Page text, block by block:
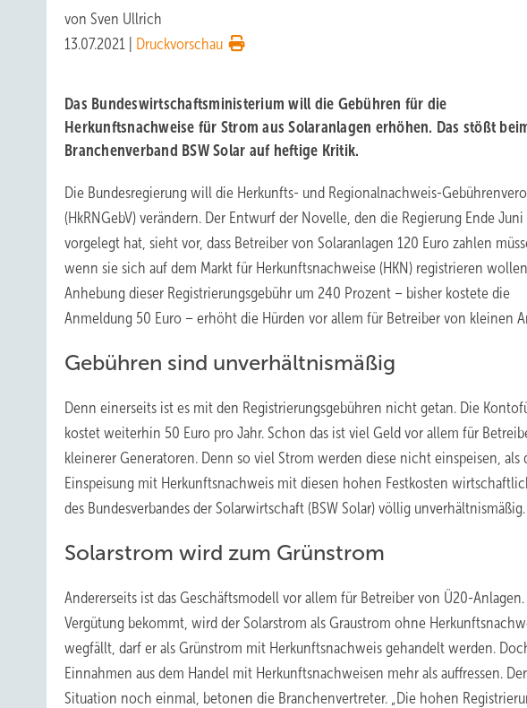
von Sven Ullrich
13.07.2021
Druckvorschau
Das Bundeswirtschaftsministerium will die Gebühren für die
Herkunftsnachweise für Strom aus Solaranlagen erhöhen. Das stößt
Branchenverband BSW Solar auf heftige Kritik.
Die Bundesregierung will die Herkunfts- und Regionalnachweis-
(HkRNGebV) verändern. Der Entwurf der Novelle, den die Regierung Ende Juni
vorgelegt hat, sieht vor, dass Betreiber von Solaranlagen 120 Euro zahlen
wenn sie sich auf dem Markt für Herkunftsnachweise (HKN) registrieren
Anhebung dieser Registrierungsgebühr um 240 Prozent – bisher kostete die
Anmeldung 50 Euro – erhöht die Hürden vor allem für Betreiber von kleinen
Gebühren sind unverhältnismäßig
Denn einerseits ist es mit den Registrierungsgebühren nicht getan. Die
kostet weiterhin 50 Euro pro Jahr. Schon das ist viel Geld vor allem für
kleinerer Generatoren. Denn so viel Strom werden diese nicht einspeisen, als
Einspeisung mit Herkunftsnachweis mit diesen hohen Festkosten
des Bundesverbandes der Solarwirtschaft (BSW Solar) völlig unverhältnismäßig.
Solarstrom wird zum Grünstrom
Andererseits ist das Geschäftsmodell vor allem für Betreiber von Ü20-
Vergütung bekommt, wird der Solarstrom als Graustrom ohne
wegfällt, darf er als Grünstrom mit Herkunftsnachweis gehandelt werden.
Einnahmen aus dem Handel mit Herkunftsnachweisen mehr als auffressen.
Situation noch einmal, betonen die Branchenvertreter. „Die hohen